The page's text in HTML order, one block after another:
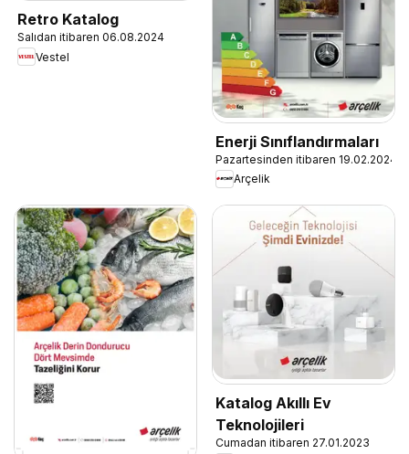
Retro Katalog
Salıdan itibaren 06.08.2024
Vestel
Enerji Sınıflandırmaları
Pazartesinden itibaren 19.02.2024
Arçelik
Katalog Akıllı Ev
Teknolojileri
Cumadan itibaren 27.01.2023